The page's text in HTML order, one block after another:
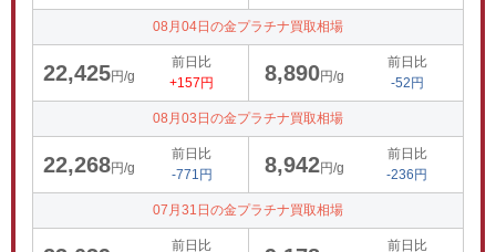
08月04日の金プラチナ買取相場
22,425円/g
前日比
+157円
8,890円/g
前日比
-52円
08月03日の金プラチナ買取相場
22,268円/g
前日比
-771円
8,942円/g
前日比
-236円
07月31日の金プラチナ買取相場
前日比
前日比